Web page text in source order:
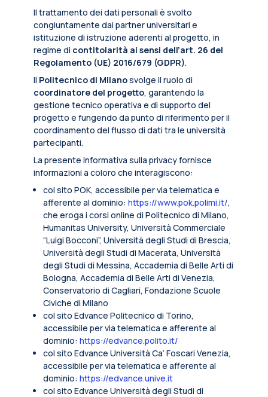
Il trattamento dei dati personali è svolto
congiuntamente dai partner universitari e
istituzione di istruzione aderenti al progetto, in
regime di contitolarità ai sensi dell’art. 26 del
Regolamento (UE) 2016/679 (GDPR).
Il Politecnico di Milanosvolge il ruolo di
coordinatore del progetto, garantendo la
gestione tecnico operativa e di supporto del
progetto e fungendo da punto di riferimento per il
coordinamento del flusso di dati tra le università
partecipanti.
La presente informativa sulla privacy fornisce
informazioni a coloro che interagiscono:
col sito POK, accessibile per via telematica e
afferente al dominio: https://www.pok.polimi.it/,
che eroga i corsi online di Politecnico di Milano,
Humanitas University, Università Commerciale
“Luigi Bocconi”, Università degli Studi di Brescia,
Università degli Studi di Macerata, Università
degli Studi di Messina, Accademia di Belle Arti di
Bologna, Accademia di Belle Arti di Venezia,
Conservatorio di Cagliari, Fondazione Scuole
Civiche di Milano
col sito Edvance Politecnico di Torino,
accessibile per via telematica e afferente al
dominio: https://edvance.polito.it/
col sito Edvance Università Ca’ Foscari Venezia,
accessibile per via telematica e afferente al
dominio: https://edvance.unive.it
col sito Edvance Università degli Studi di